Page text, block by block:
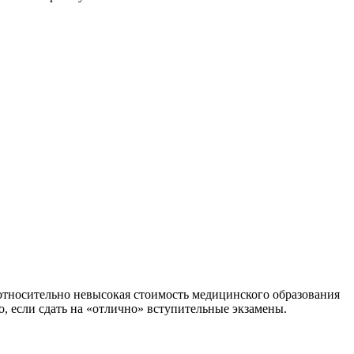
невысокая стоимость медицинского образования
сдать на «отлично» вступительные экзамены.